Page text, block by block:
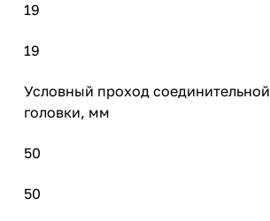
19
19
Условный проход соединительной
головки, мм
50
50